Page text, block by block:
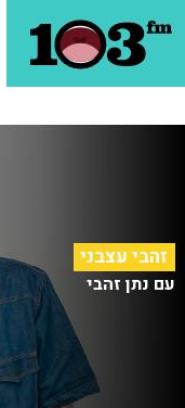
זהבי עצבני
עם נתן זהבי